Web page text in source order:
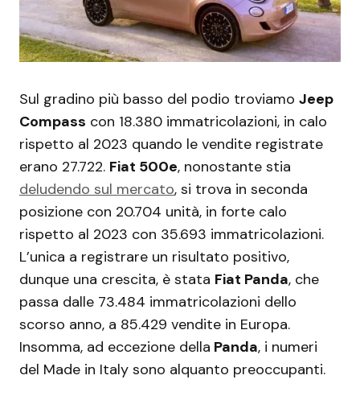
Sul gradino più basso del podio troviamo Jeep
Compass con 18.380 immatricolazioni, in calo
rispetto al 2023 quando le vendite registrate
erano 27.722. Fiat 500e, nonostante stia
deludendo sul mercato, si trova in seconda
posizione con 20.704 unità, in forte calo
rispetto al 2023 con 35.693 immatricolazioni.
L’unica a registrare un risultato positivo,
dunque una crescita, è stata Fiat Panda, che
passa dalle 73.484 immatricolazioni dello
scorso anno, a 85.429 vendite in Europa.
Insomma, ad eccezione della Panda, i numeri
del Made in Italy sono alquanto preoccupanti.